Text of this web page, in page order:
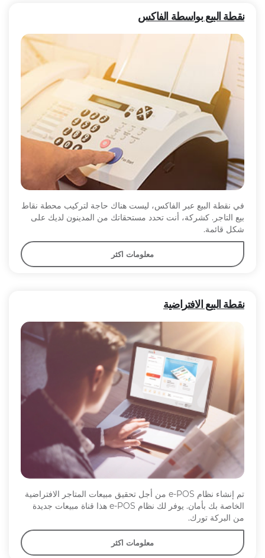
نقطة البيع بواسطة الفاكس
في نقطة البيع عبر الفاكس، ليست هناك حاجة لتركيب محطة نقاط
بيع التاجر. كشركة، أنت تحدد مستحقاتك من المدينون لديك على
شكل قائمة.
معلومات اكثر
نقطة البيع الافتراضية
تم إنشاء نظام e-POS من أجل تحقيق مبيعات المتاجر الافتراضية
الخاصة بك بأمان. يوفر لك نظام e-POS هذا قناة مبيعات جديدة
من البركة تورك.
معلومات اكثر